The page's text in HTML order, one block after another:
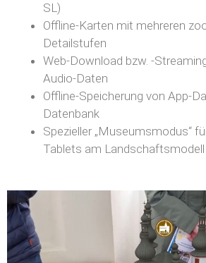
SL)
Offline-Karten mit mehreren
Detailstufen
Web-Download bzw. -
Audio-Daten
Offline-Speicherung von App-
Datenbank
Spezieller „Museumsmodus“
Tablets am Landschaftsmodell